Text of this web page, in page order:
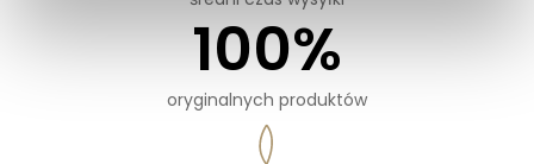
oryginalnych produktów
100%